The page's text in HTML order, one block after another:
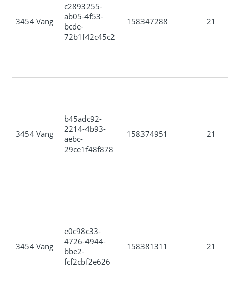
3454 Vang
c2893255-
ab05-4f53-
bcde-
72b1f42c45c2
158347288 21
3454 Vang
b45adc92-
2214-4b93-
aebc-
29ce1f48f878
158374951 21
3454 Vang
e0c98c33-
4726-4944-
bbe2-
fcf2cbf2e626
158381311 21